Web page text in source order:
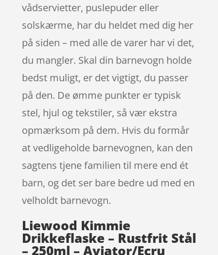
vådservietter, puslepuder eller
solskærme, har du heldet med dig her
på siden – med alle de varer har vi det,
du mangler. Skal din barnevogn holde
bedst muligt, er det vigtigt, du passer
på den. De ømme punkter er typisk
stel, hjul og tekstiler, så vær ekstra
opmærksom på dem. Hvis du formår
at vedligeholde barnevognen, kan den
sagtens tjene familien til mere end ét
barn, og det ser bare bedre ud med en
velholdt barnevogn.
Liewood Kimmie
Drikkeflaske – Rustfrit Stål
– 250ml – Aviator/Ecru